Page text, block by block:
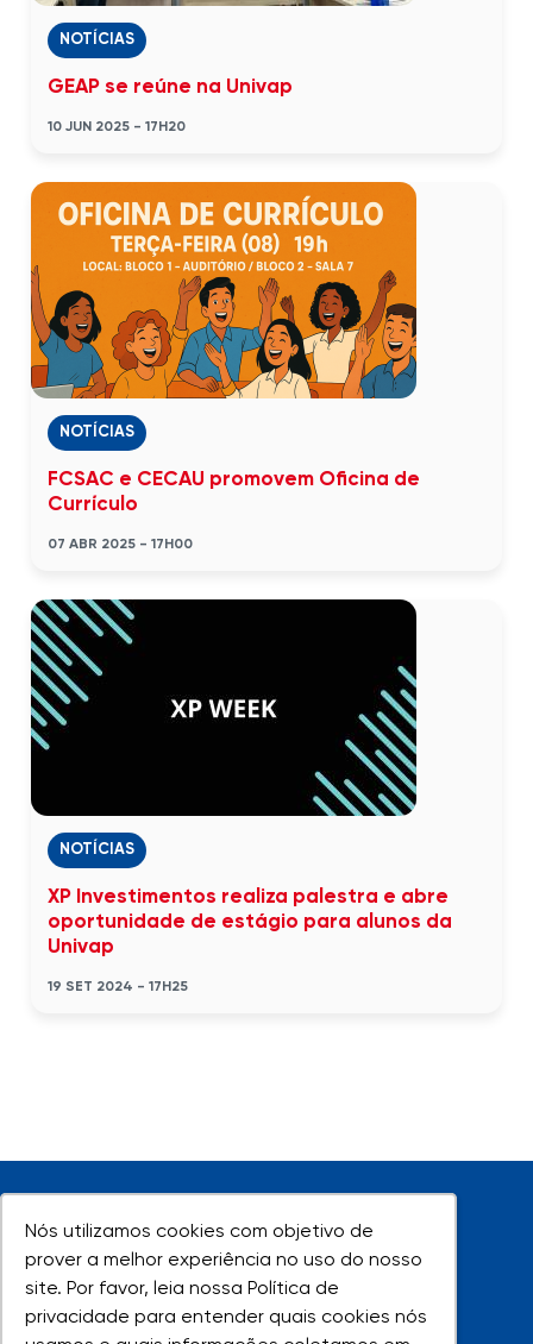
Nós utilizamos cookies com objetivo de
prover a melhor experiência no uso do nosso
site. Por favor, leia nossa Política de
privacidade para entender quais cookies nós
Nós utilizamos cookies com objetivo de
prover a melhor experiência no uso do nosso
site. Por favor, leia nossa Política de
privacidade para entender quais cookies nós
NOTÍCIAS
GEAP se reúne na Univap
10 JUN 2025 - 17H20
NOTÍCIAS
FCSAC e CECAU promovem Oficina de
Currículo
07 ABR 2025 - 17H00
NOTÍCIAS
XP Investimentos realiza palestra e abre
oportunidade de estágio para alunos da
Univap
19 SET 2024 - 17H25
UNIVAP - Todos os direitos reservados